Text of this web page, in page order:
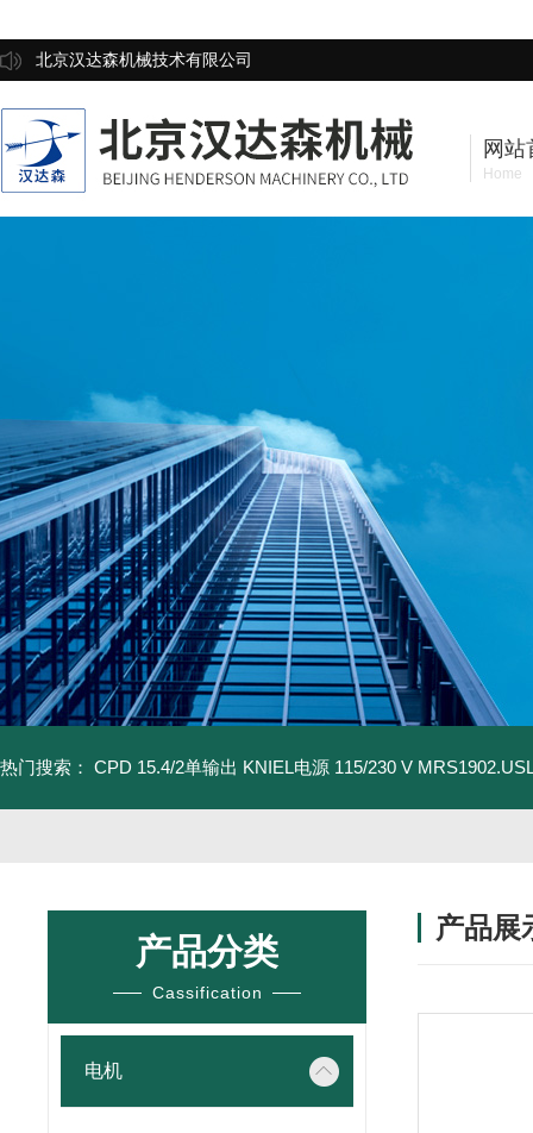
北京汉达森机械技术有限公司
网站
Home
热门搜索： CPD 15.4/2单输出 KNIEL电源 115/230 V
产品分类
Cassification
电机
产品展